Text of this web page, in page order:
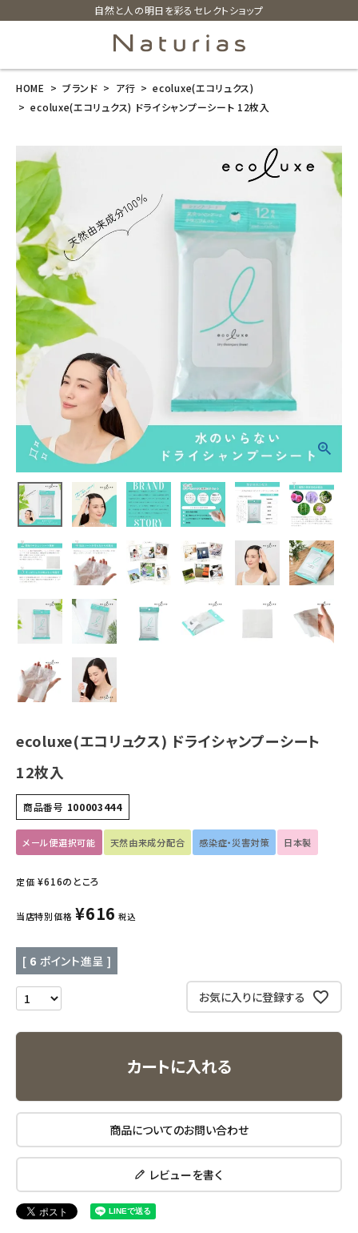
自然と人の明日を彩るセレクトショップ
search
ecoluxe(エコ
リュクス) ドラ
イシャンプーシ
ート 12枚入
¥
(税込)
ホーム
新商品
カテゴリーから探す
美容・コスメ・香水
衛生用品
日用品雑貨
フェムケア
インナー・下着・ナイトウェア
キッチン用品
フード・ドリンク
ブランド
オリジナルブランド
ナチュラムーン
エコリュクス
エコメイト
アルマウィン
アルモニベルツ
HOME ブランド ア行
ecoluxe(エコリュクス)
ecoluxe(エコリュクス) ドライシャンプーシート 12枚入
ecoluxe(エコリュクス) ドライシャンプーシート
12枚入
商品番号 100003444
メール便選択可能 天然由来成分配合 感染症・災害対策 日本製
定価 ¥616のところ
当店特別価格 ¥616 税込
[ 6 ポイント進呈 ]
お気に入りに登録する
カートに入れる
商品についてのお問い合わせ
レビューを書く